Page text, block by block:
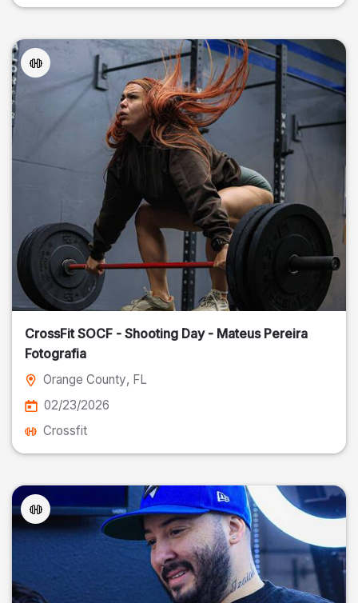
CrossFit SOCF - Shooting Day - Mateus Pereira
Fotografia
Orange County, FL
02/23/2026
Crossfit